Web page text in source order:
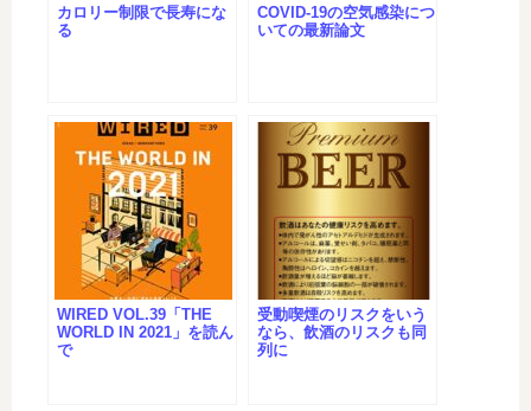
カロリー制限で長寿にな
る
COVID-19の空気感染につ
いての最新論文
WIRED VOL.39「THE
WORLD IN 2021」を読ん
で
受動喫煙のリスクをいう
なら、飲酒のリスクも同
列に